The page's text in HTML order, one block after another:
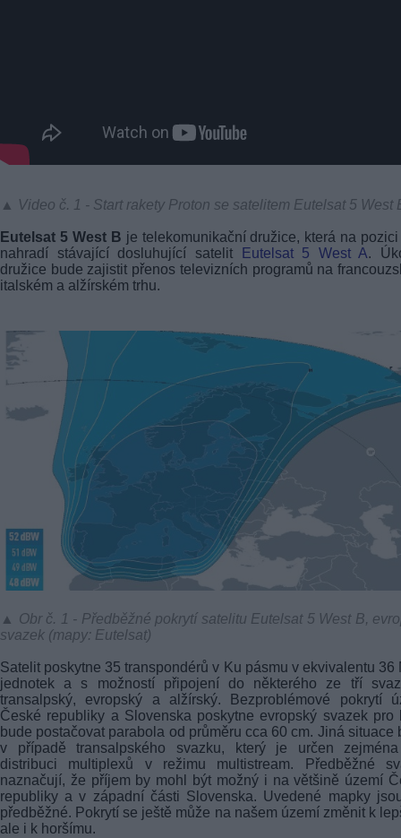
▲ Video č. 1 - Start rakety Proton se satelitem Eutelsat 5 West
Eutelsat 5 West B je telekomunikační družice, která na pozici
nahradí stávající dosluhující satelit
Eutelsat 5 West A.
družice bude zajistit přenos televizních programů na
italském a alžírském trhu.
▲ Obr č. 1 - Předběžné pokrytí satelitu Eutelsat 5 West B,
svazek (mapy: Eutelsat)
Satelit poskytne 35 transpondérů v Ku pásmu v ekvivalentu 36
jednotek a s možností připojení do některého ze tří
transalpský, evropský a alžírský. Bezproblémové pokrytí
České republiky a Slovenska poskytne evropský svazek pro
bude postačovat parabola od průměru cca 60 cm. Jiná situace
v případě transalpského svazku, který je určen
distribuci multiplexů v režimu multistream. Předběžné
naznačují, že příjem by mohl být možný i na většině území
republiky a v západní části Slovenska. Uvedené mapky
předběžné. Pokrytí se ještě může na našem území změnit k
ale i k horšímu.